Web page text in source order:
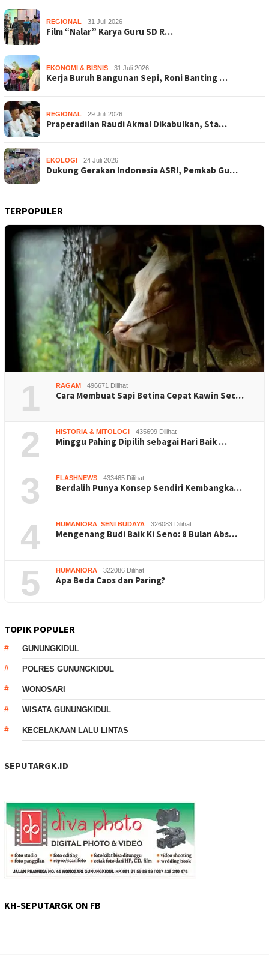
REGIONAL 31 Juli 2026
Film “Nalar” Karya Guru SD R…
EKONOMI & BISNIS 31 Juli 2026
Kerja Buruh Bangunan Sepi, Roni Banting …
REGIONAL 29 Juli 2026
Praperadilan Raudi Akmal Dikabulkan, Sta…
EKOLOGI 24 Juli 2026
Dukung Gerakan Indonesia ASRI, Pemkab Gu…
TERPOPULER
1 RAGAM 496671 Dilihat
Cara Membuat Sapi Betina Cepat Kawin Sec…
2 HISTORIA & MITOLOGI 435699 Dilihat
Minggu Pahing Dipilih sebagai Hari Baik …
3 FLASHNEWS 433465 Dilihat
Berdalih Punya Konsep Sendiri Kembangka…
4 HUMANIORA SENI BUDAYA 326083 Dilihat
Mengenang Budi Baik Ki Seno: 8 Bulan Abs…
5 HUMANIORA 322086 Dilihat
Apa Beda Caos dan Paring?
TOPIK POPULER
GUNUNGKIDUL
POLRES GUNUNGKIDUL
WONOSARI
WISATA GUNUNGKIDUL
KECELAKAAN LALU LINTAS
SEPUTARGK.ID
KH-SEPUTARGK ON FB